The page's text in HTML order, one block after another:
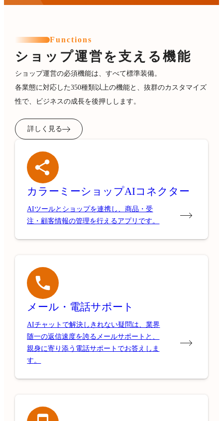
Functions
ショップ運営を支える機能
ショップ運営の必須機能は、すべて標準装備。
各業態に対応した350種類以上の機能と、抜群のカスタマイズ
性で、ビジネスの成長を後押しします。
詳しく見る
カラーミーショップAIコネクター
AIツールとショップを連携し、商品・受
注・顧客情報の管理を行えるアプリです。
メール・電話サポート
AIチャットで解決しきれない疑問は、業界
随一の返信速度を誇るメールサポートと、
親身に寄り添う電話サポートでお答えしま
す。